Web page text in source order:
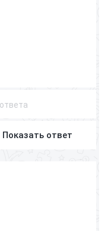
Показать ответ